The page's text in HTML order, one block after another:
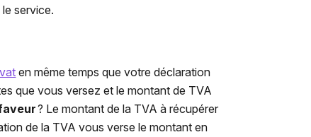
service.
en même temps que votre déclaration
que vous versez et le montant de TVA
? Le montant de la TVA à récupérer
de la TVA vous verse le montant en